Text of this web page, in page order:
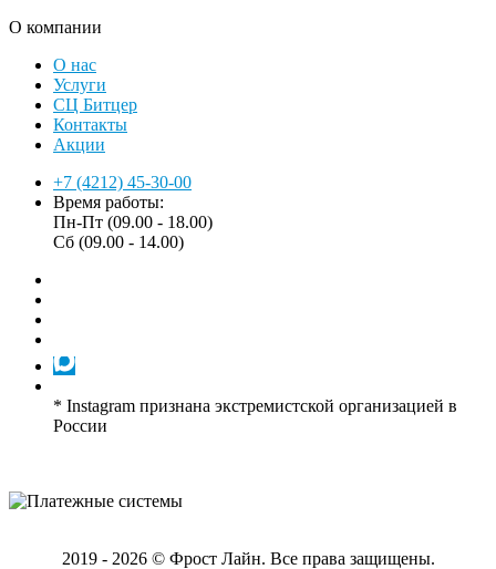
О компании
О нас
Услуги
СЦ Битцер
Контакты
Акции
+7 (4212) 45-30-00
Время работы:
Пн-Пт (09.00 - 18.00)
Сб (09.00 - 14.00)
* Instagram признана экстремистской организацией в
России
2019 - 2026 © Фрост Лайн. Все права защищены.